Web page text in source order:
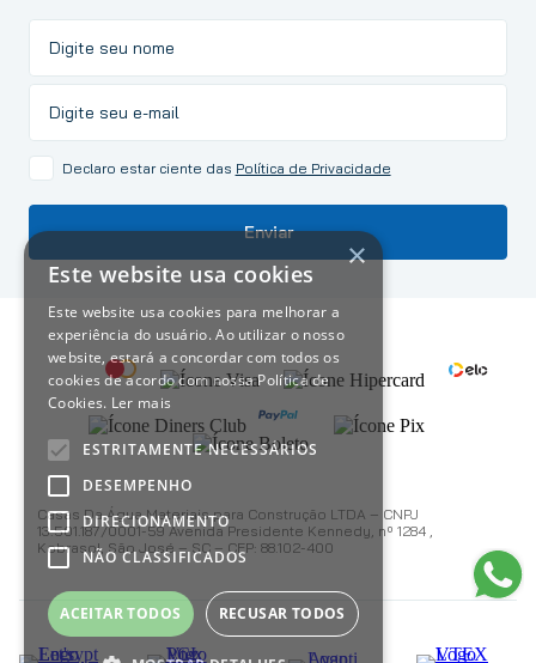
Declaro estar ciente das Política de Privacidade
Enviar
Casas Da Água Materiais para Construção LTDA – CNPJ
13.501.187/0001-59 Avenida Presidente Kennedy, nº 1284 ,
Kobrasol, São José – SC – CEP: 88.102-400
×
Este website usa cookies
Este website usa cookies para melhorar a
experiência do usuário. Ao utilizar o nosso
website, estará a concordar com todos os
cookies de acordo com nossa Política de
Cookies. Ler mais
ESTRITAMENTE NECESSÁRIOS
DESEMPENHO
DIRECIONAMENTO
NÃO CLASSIFICADOS
ACEITAR TODOS RECUSAR TODOS